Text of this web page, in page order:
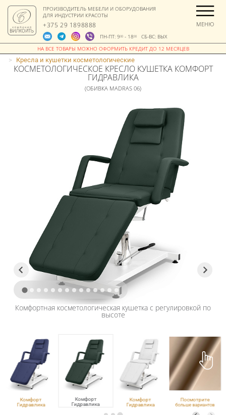
ПРОИЗВОДИТЕЛЬ МЕБЕЛИ И ОБОРУДОВАНИЯ
ДЛЯ ИНДУСТРИИ КРАСОТЫ
+375 29 1898888
ПН-ПТ: 900- 1800СБ-ВС: ВЫХ
МЕНЮ
> Кресла и кушетки косметологические
КОСМЕТОЛОГИЧЕСКОЕ КРЕСЛО КУШЕТКА КОМФОРТ
ГИДРАВЛИКА
(ОБИВКА MADRAS 06)
Комфорт
Гидравлика
Комфорт
Гидравлика
Комфорт
Гидравлика
Посмотрите
больше вариантов
Комфортная косметологическая кушетка с регулировкой по
высоте